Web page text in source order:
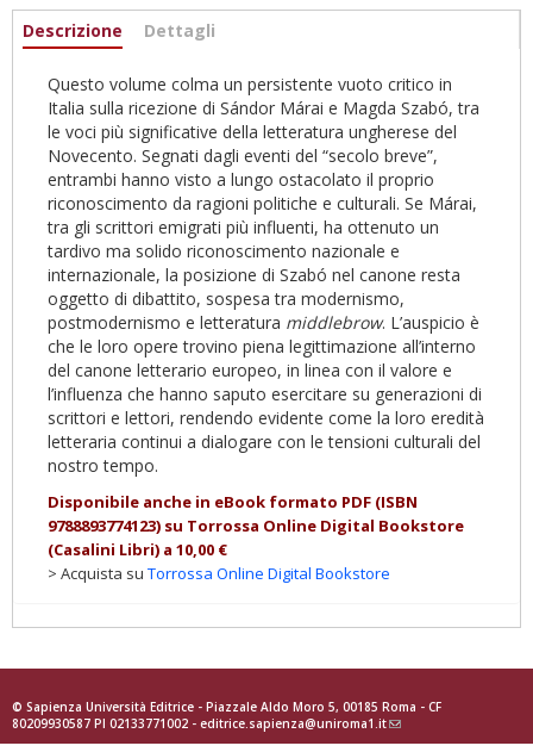
Informazioni
Descrizione (scheda
Dettagli
Questo volume colma un persistente vuoto critico in
Italia sulla ricezione di Sándor Márai e Magda Szabó, tra
le voci più significative della letteratura ungherese del
Novecento. Segnati dagli eventi del “secolo breve”,
entrambi hanno visto a lungo ostacolato il proprio
riconoscimento da ragioni politiche e culturali. Se Márai,
tra gli scrittori emigrati più influenti, ha ottenuto un
tardivo ma solido riconoscimento nazionale e
internazionale, la posizione di Szabó nel canone resta
oggetto di dibattito, sospesa tra modernismo,
postmodernismo e letteratura middlebrow. L’auspicio è
che le loro opere trovino piena legittimazione all’interno
del canone letterario europeo, in linea con il valore e
l’influenza che hanno saputo esercitare su generazioni di
scrittori e lettori, rendendo evidente come la loro eredità
letteraria continui a dialogare con le tensioni culturali del
nostro tempo.
Disponibile anche in eBook formato PDF (ISBN
9788893774123) su Torrossa Online Digital Bookstore
(Casalini Libri) a 10,00 €
> Acquista su Torrossa Online Digital Bookstore
© Sapienza Università Editrice - Piazzale Aldo Moro 5, 00185 Roma - CF
80209930587 PI 02133771002 - editrice.sapienza@uniroma1.it(link
sends